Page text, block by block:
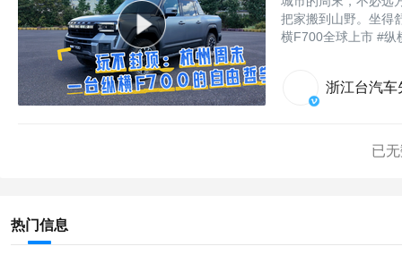
把家搬到山野。坐得
横F700全球上市 #纵
浙江台汽车
已
热门信息